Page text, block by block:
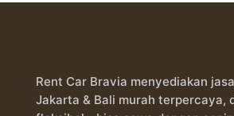
Rent Car Bravia menyediakan
Jakarta & Bali murah terpercaya,